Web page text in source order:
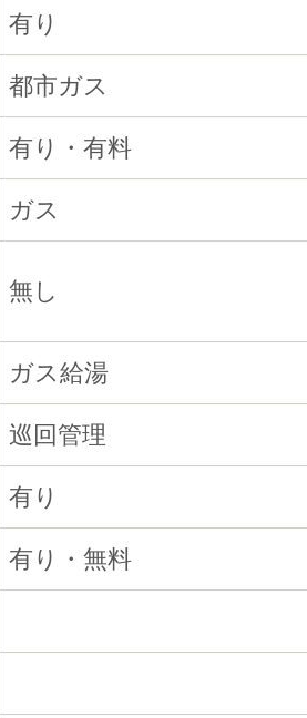
有り
都市ガス
有り・有料
ガス
無し
ガス給湯
巡回管理
有り
有り・無料